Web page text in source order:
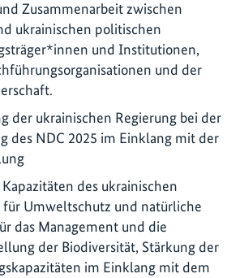
Zusammenarbeit zwischen
ukrainischen politischen
und Institutionen,
und der
der ukrainischen Regierung bei der
des NDC 2025 im Einklang mit der
des ukrainischen
Umweltschutz und natürliche
das Management und die
der Biodiversität, Stärkung der
im Einklang mit dem